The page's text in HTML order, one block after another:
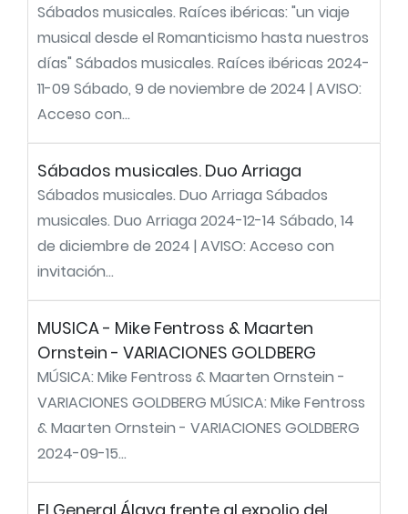
Sábados musicales. Raíces ibéricas: "un viaje
musical desde el Romanticismo hasta nuestros
días" Sábados musicales. Raíces ibéricas 2024-
11-09 Sábado, 9 de noviembre de 2024 | AVISO:
Acceso con...
Sábados musicales. Duo Arriaga
Sábados musicales. Duo Arriaga Sábados
musicales. Duo Arriaga 2024-12-14 Sábado, 14
de diciembre de 2024 | AVISO: Acceso con
invitación...
MUSICA - Mike Fentross & Maarten
Ornstein - VARIACIONES GOLDBERG
MÚSICA: Mike Fentross & Maarten Ornstein -
VARIACIONES GOLDBERG MÚSICA: Mike Fentross
& Maarten Ornstein - VARIACIONES GOLDBERG
2024-09-15...